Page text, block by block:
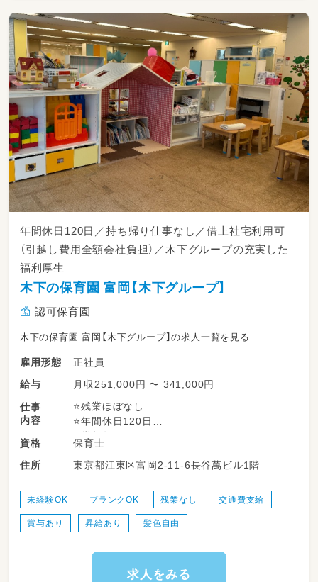
方と連携して成長をサポートします。
◇ イベント企画・運営
季節行事やスクールイベントなどの企画・運営
を行い、子どもたちの豊かな経験につなげま
す。
◇ 事務業務
保育・教育に付随する書類作成や記録業務など
も担当していただきます。
英語を活かしたい方、新しい環境でチャレンジ
したい方、子どもたちの未来につながる教育に
年間休日120日／持ち帰り仕事なし／借上社宅利用可
（引越し費用全額会社負担）／木下グループの充実した
福利厚生
木下の保育園 富岡【木下グループ】
認可保育園
木下の保育園 富岡【木下グループ】の求人一覧を見る
雇用形態
正社員
給与
月収251,000円 〜 341,000円
仕事
内容
⭐残業ほぼなし
⭐年間休日120日
⭐賞与年2回
⭐家賃5000円～/月の社宅利用可
⭐人間関係の良好な職場◎
＜仕事内容＞
朝の活動からお散歩、給食、
お昼寝・おやつの見守りなど、
行事やイベントの企画・実行などの
園内業務もお願いします。
資格
保育士
住所
東京都江東区富岡2-11-6長谷萬ビル1階
未経験OK ブランクOK 残業なし 交通費支給
賞与あり 昇給あり 髪色自由
求人をみる